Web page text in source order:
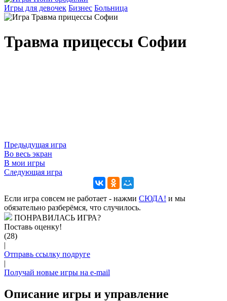
Игры для девочек Бизнес Больница
Травма прицессы Софии
Предыдущая игра
Во весь экран
В мои игры
Следующая игра
Если игра совсем не работает - нажми CЮДА! и мы
обязательно разберёмся, что случилось.
ПОНРАВИЛАСЬ ИГРА?
Поставь оценку!
(28)
|
Отправь ссылку подруге
|
Получай новые игры на e-mail
Описание игры и управление